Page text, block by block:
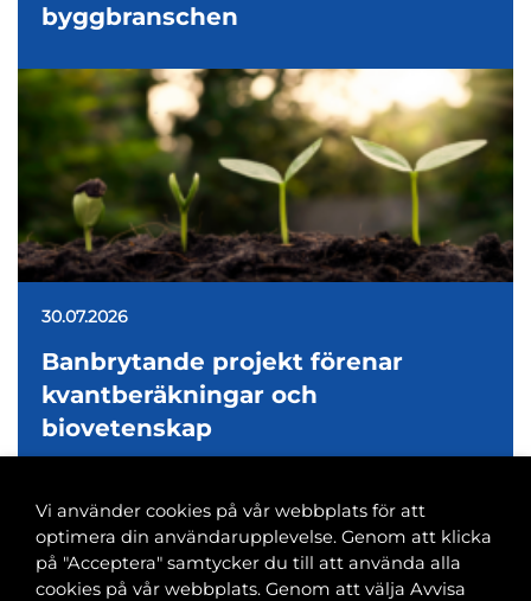
byggbranschen
30.07.2026
Banbrytande projekt förenar
kvantberäkningar och
biovetenskap
Banvaktsgatan 2A, 00520 Helsingfors
Vi använder cookies på vår webbplats för att
optimera din användarupplevelse. Genom att klicka
på "Acceptera" samtycker du till att använda alla
cookies på vår webbplats. Genom att välja Avvisa